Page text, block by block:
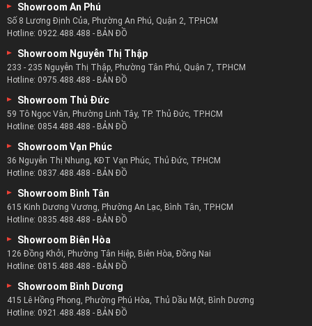
Showroom An Phú
Số 8 Lương Định Của, Phường An Phú, Quận 2, TP.HCM
Hotline: 0922.488.488 - BẢN ĐỒ
Showroom Nguyễn Thị Thập
233 - 235 Nguyễn Thị Thập, Phường Tân Phú, Quận 7, TP.HCM
Hotline: 0975.488.488 - BẢN ĐỒ
Showroom Thủ Đức
59 Tô Ngọc Vân, Phường Linh Tây, TP. Thủ Đức, TP.HCM
Hotline: 0854.488.488 - BẢN ĐỒ
Showroom Vạn Phúc
36 Nguyễn Thị Nhung, KĐT Vạn Phúc, Thủ Đức, TP.HCM
Hotline: 0837.488.488 - BẢN ĐỒ
Showroom Bình Tân
615 Kinh Dương Vương, Phường An Lạc, Bình Tân, TP.HCM
Hotline: 0835.488.488 - BẢN ĐỒ
Showroom Biên Hòa
126 Đồng Khởi, Phường Tân Hiệp, Biên Hòa, Đồng Nai
Hotline: 0815.488.488 - BẢN ĐỒ
Showroom Bình Dương
415 Lê Hồng Phong, Phường Phú Hòa, Thủ Dầu Một, Bình Dương
Hotline: 0921.488.488 - BẢN ĐỒ